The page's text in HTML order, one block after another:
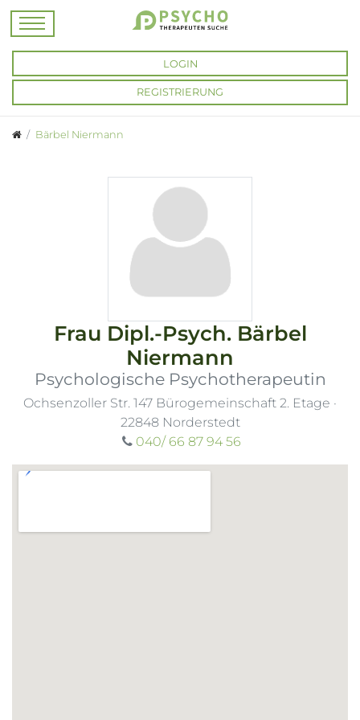
LOGIN
REGISTRIERUNG
Bärbel Niermann
Frau Dipl.-Psych. Bärbel
Niermann
Psychologische Psychotherapeutin
Ochsenzoller Str. 147 Bürogemeinschaft 2. Etage ·
22848 Norderstedt
040/ 66 87 94 56